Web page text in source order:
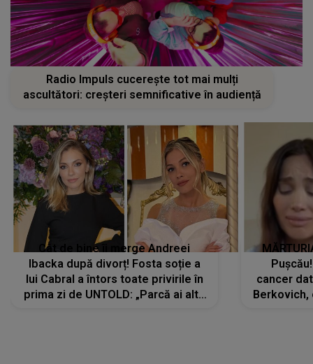
Radio Impuls cucerește tot mai mulți
ascultători: creșteri semnificative în audiență
Cât de bine îi merge Andreei
Ibacka după divorț! Fosta soție a
lui Cabral a întors toate privirile în
prima zi de UNTOLD: „Parcă ai altă
cancer
Berkovich,